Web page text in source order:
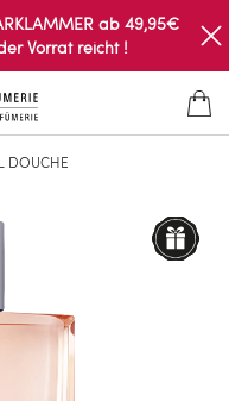
ab 49,95€
Vorrat reicht !
DOUCHE